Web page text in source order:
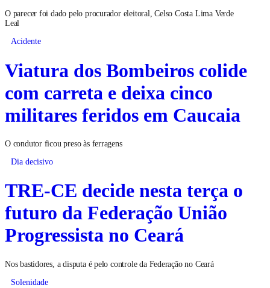
O parecer foi dado pelo procurador eleitoral, Celso Costa Lima Verde
Leal
Acidente
Viatura dos Bombeiros colide
com carreta e deixa cinco
militares feridos em Caucaia
O condutor ficou preso às ferragens
Dia decisivo
TRE-CE decide nesta terça o
futuro da Federação União
Progressista no Ceará
Nos bastidores, a disputa é pelo controle da Federação no Ceará
Solenidade